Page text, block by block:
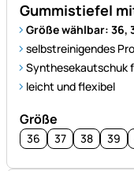
Gummistiefel
Größe wählbar: 36,
selbstreinigendes
Synthesekautschuk
leicht und flexibel
Größe
36 37 38 39